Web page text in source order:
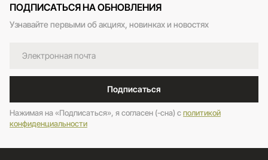
ПОДПИСАТЬСЯ НА ОБНОВЛЕНИЯ
Узнавайте первыми об акциях, новинках и новостях
Подписаться
Нажимая на «Подписаться», я согласен (-сна) cполитикой
конфиденциальности